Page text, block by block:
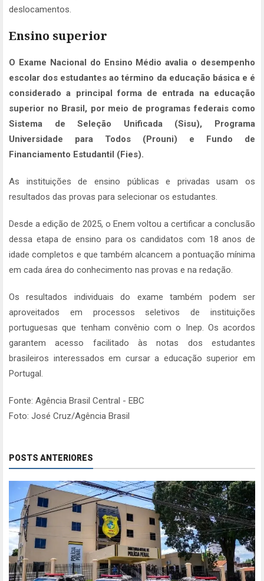
deslocamentos.
Ensino superior
O Exame Nacional do Ensino Médio avalia o desempenho
escolar dos estudantes ao término da educação básica e é
considerado a principal forma de entrada na educação
superior no Brasil, por meio de programas federais como
Sistema de Seleção Unificada (Sisu), Programa
Universidade para Todos (Prouni) e Fundo de
Financiamento Estudantil (Fies).
As instituições de ensino públicas e privadas usam os
resultados das provas para selecionar os estudantes.
Desde a edição de 2025, o Enem voltou a certificar a conclusão
dessa etapa de ensino para os candidatos com 18 anos de
idade completos e que também alcancem a pontuação mínima
em cada área do conhecimento nas provas e na redação.
Os resultados individuais do exame também podem ser
aproveitados em processos seletivos de instituições
portuguesas que tenham convênio com o Inep. Os acordos
garantem acesso facilitado às notas dos estudantes
brasileiros interessados em cursar a educação superior em
Portugal.
Fonte: Agência Brasil Central - EBC
Foto: José Cruz/Agência Brasil
POSTS ANTERIORES